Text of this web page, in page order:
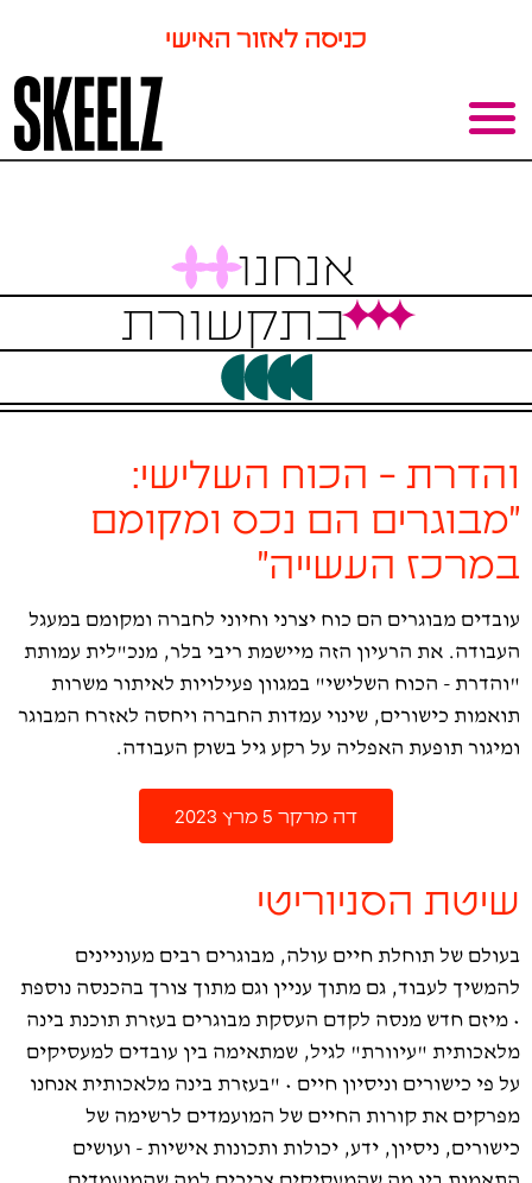
כניסה לאזור האישי
אנחנו
בתקשורת
והדרת - הכוח השלישי:
"מבוגרים הם נכס ומקומם
במרכז העשייה"
עובדים מבוגרים הם כוח יצרני וחיוני לחברה ומקומם במעגל
העבודה. את הרעיון הזה מיישמת ריבי בלר, מנכ"לית עמותת
"והדרת - הכוח השלישי" במגוון פעילויות לאיתור משרות
תואמות כישורים, שינוי עמדות החברה ויחסה לאזרח המבוגר
ומיגור תופעת האפליה על רקע גיל בשוק העבודה.
דה מרקר 5 מרץ 2023
שיטת הסניוריטי
בעולם של תוחלת חיים עולה, מבוגרים רבים מעוניינים
להמשיך לעבוד, גם מתוך עניין וגם מתוך צורך בהכנסה נוספת
• מיזם חדש מנסה לקדם העסקת מבוגרים בעזרת תוכנת בינה
מלאכותית "עיוורת" לגיל, שמתאימה בין עובדים למעסיקים
על פי כישורים וניסיון חיים • "בעזרת בינה מלאכותית אנחנו
מפרקים את קורות החיים של המועמדים לרשימה של
כישורים, ניסיון, ידע, יכולות ותכונות אישיות - ועושים